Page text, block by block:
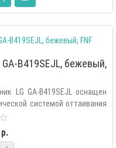
B419SEJL, бежевый,
LG GA-B419SEJL оснащен
системой оттаивания